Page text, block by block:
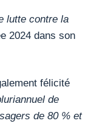
lutte contre la
2024 dans son
félicité
de
de 80 % et